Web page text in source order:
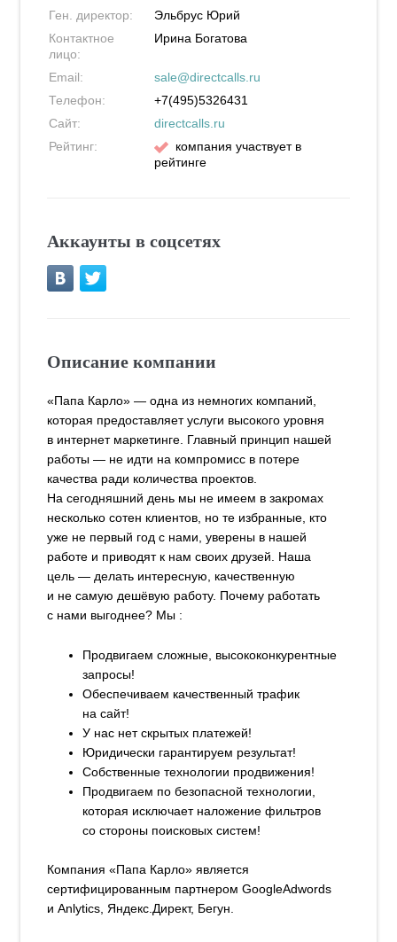
Ген. директор:
Эльбрус Юрий
Контактное
лицо:
Ирина Богатова
Email:
sale@directcalls.ru
Телефон:
+7(495)5326431
Сайт:
directcalls.ru
Рейтинг:
компания участвует в
рейтинге
Аккаунты в соцсетях
Описание компании
«Папа Карло» — одна из немногих компаний,
которая предоставляет услуги высокого уровня
в интернет маркетинге. Главный принцип нашей
работы — не идти на компромисс в потере
качества ради количества проектов.
На сегодняшний день мы не имеем в закромах
несколько сотен клиентов, но те избранные, кто
уже не первый год с нами, уверены в нашей
работе и приводят к нам своих друзей. Наша
цель — делать интересную, качественную
и не самую дешёвую работу. Почему работать
с нами выгоднее? Мы :
Продвигаем сложные, высококонкурентные
запросы!
Обеспечиваем качественный трафик
на сайт!
У нас нет скрытых платежей!
Юридически гарантируем результат!
Собственные технологии продвижения!
Продвигаем по безопасной технологии,
которая исключает наложение фильтров
со стороны поисковых систем!
Компания «Папа Карло» является
сертифицированным партнером GoogleAdwords
и Anlytics, Яндекс.Директ, Бегун.